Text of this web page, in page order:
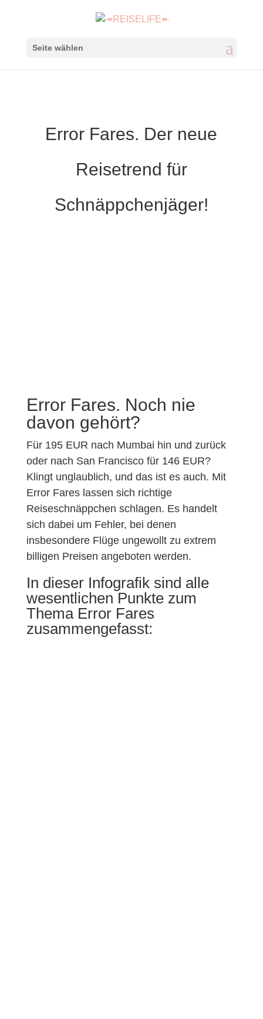
Seite wählen
Error Fares. Der neue
Reisetrend für
Schnäppchenjäger!
Error Fares. Noch nie
davon gehört?
Für 195 EUR nach Mumbai hin und zurück
oder nach San Francisco für 146 EUR?
Klingt unglaublich, und das ist es auch. Mit
Error Fares lassen sich richtige
Reiseschnäppchen schlagen. Es handelt
sich dabei um Fehler, bei denen
insbesondere Flüge ungewollt zu extrem
billigen Preisen angeboten werden.
In dieser Infografik sind alle
wesentlichen Punkte zum
Thema Error Fares
zusammengefasst: